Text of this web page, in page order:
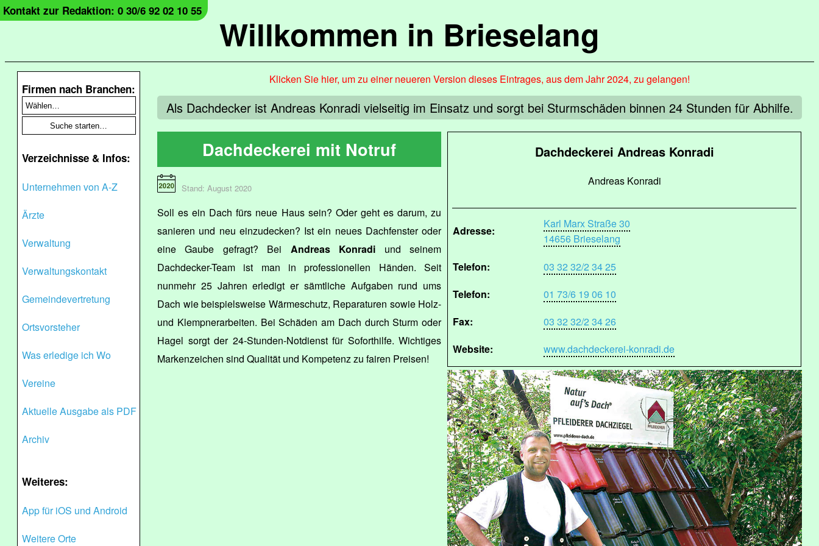
Willkommen in Brieselang
Kontakt zur Redaktion: 0 30/6 92 02 10 55
Firmen nach Branchen:
Verzeichnisse & Infos:
Unternehmen von A-Z
Ärzte
Verwaltung
Verwaltungskontakt
Gemeindevertretung
Ortsvorsteher
Was erledige ich Wo
Vereine
Aktuelle Ausgabe als PDF
Archiv
Weiteres:
App für iOS und Android
Weitere Orte
Klicken Sie hier, um zu einer neueren Version dieses Eintrages, aus dem Jahr 2024, zu gelangen!
Als Dachdecker ist Andreas Konradi vielseitig im Einsatz und sorgt bei Sturmschäden binnen 24 Stunden für Abhilfe.
Dachdeckerei Andreas Konradi
Andreas Konradi
Adresse:
Karl Marx Straße 30
14656 Brieselang
Telefon:
03 32 32/2 34 25
Telefon:
01 73/6 19 06 10
Fax:
03 32 32/2 34 26
Website:
www.dachdeckerei-konradi.de
Dachdeckerei mit Notruf
Stand: August 2020
Soll es ein Dach fürs neue Haus sein? Oder geht es darum, zu
sanieren und neu einzudecken? Ist ein neues Dachfenster oder
eine Gaube gefragt? Bei Andreas Konradi und seinem
Dachdecker-Team ist man in professionellen Händen. Seit
nunmehr 25 Jahren erledigt er sämtliche Aufgaben rund ums
Dach wie beispielsweise Wärmeschutz, Reparaturen sowie Holz-
und Klempnerarbeiten. Bei Schäden am Dach durch Sturm oder
Hagel sorgt der 24-Stunden-Notdienst für Soforthilfe. Wichtiges
Markenzeichen sind Qualität und Kompetenz zu fairen Preisen!